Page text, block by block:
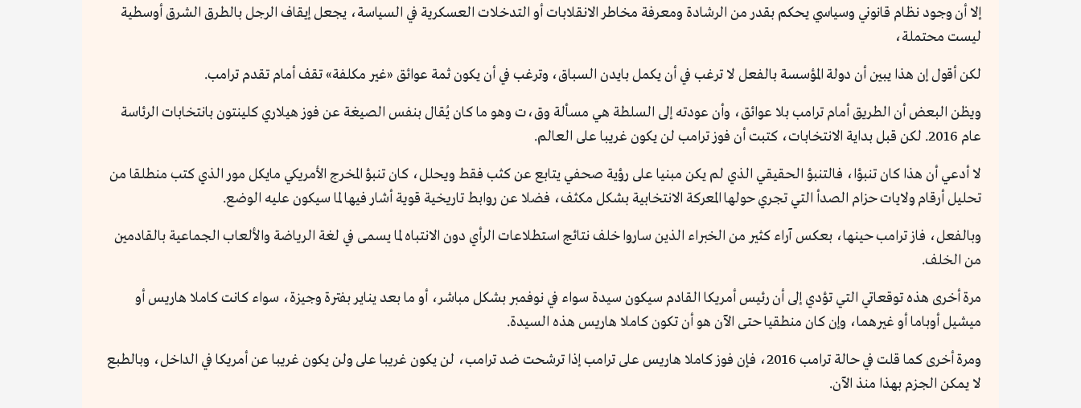
إلا أن وجود نظام قانوني وسياسي يحكم بقدر من الرشادة ومعرفة مخاطر الانقلابات أو التدخلات العسكرية في السياسة، يجعل إيقاف الرجل بالطرق الشرق أوسطية
ليست محتملة،
لكن أقول إن هذا يبين أن دولة المؤسسة بالفعل لا ترغب في أن يكمل بايدن السباق، وترغب في أن يكون ثمة عوائق «غير مكلفة» تقف أمام تقدم ترامب.
ويظن البعض أن الطريق أمام ترامب بلا عوائق، وأن عودته إلى السلطة هي مسألة وق،ت وهو ما كان يُقال بنفس الصيغة عن فوز هيلاري كلينتون بانتخابات الرئاسة
عام 2016. لكن قبل بداية الانتخابات، كتبت أن فوز ترامب لن يكون غريبا على العالم.
لا أدعي أن هذا كان تنبؤا، فالتنبؤ الحقيقي الذي لم يكن مبنيا على رؤية صحفي يتابع عن كثب فقط ويحلل، كان تنبؤ المخرج الأمريكي مايكل مور الذي كتب منطلقا من
تحليل أرقام ولايات حزام الصدأ التي تجري حولها المعركة الانتخابية بشكل مكثف، فضلا عن روابط تاريخية قوية أشار فيها لما سيكون عليه الوضع.
وبالفعل، فاز ترامب حينها، بعكس آراء كثير من الخبراء الذين ساروا خلف نتائج استطلاعات الرأي دون الانتباه لما يسمى في لغة الرياضة والألعاب الجماعية بالقادمين
من الخلف.
مرة أخرى هذه توقعاتي التي تؤدي إلى أن رئيس أمريكا القادم سيكون سيدة سواء في نوفمبر بشكل مباشر، أو ما بعد يناير بفترة وجيزة، سواء كانت كاملا هاريس أو
ميشيل أوباما أو غيرهما، وإن كان منطقيا حتى الآن هو أن تكون كاملا هاريس هذه السيدة.
ومرة أخرى كما قلت في حالة ترامب 2016، فإن فوز كاملا هاريس على ترامب إذا ترشحت ضد ترامب، لن يكون غريبا على ولن يكون غريبا عن أمريكا في الداخل، وبالطبع
لا يمكن الجزم بهذا منذ الآن.